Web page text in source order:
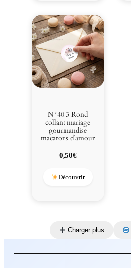
N°40.3 Rond
collant mariage
gourmandise
macarons d’amour
0,50€
Découvrir
Charger plus